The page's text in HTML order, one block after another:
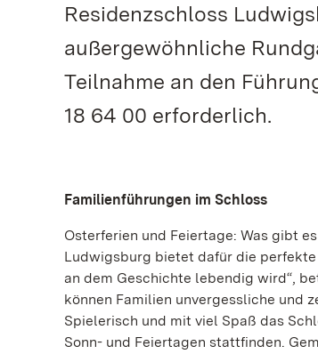
Residenzschloss
außergewöhnliche
Teilnahme an den
18 64 00 erforderlich.
Familienführungen im Schloss
Osterferien und Feiertage: Was gibt
Ludwigsburg bietet dafür die
an dem Geschichte lebendig wird“,
können Familien unvergessliche und
Spielerisch und mit viel Spaß das
Sonn- und Feiertagen stattfinden.